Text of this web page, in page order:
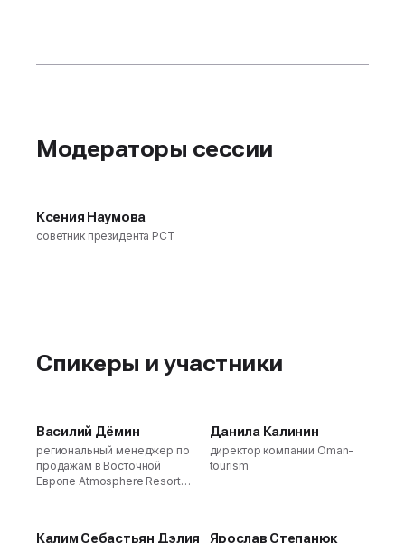
Модераторы сессии
Ксения Наумова
советник президента РСТ
Спикеры и участники
Василий Дёмин
региональный менеджер по
продажам в Восточной
Европе Atmosphere Resorts
Данила Калинин
директор компании Oman-
tourism
Калим Себастьян Дэлия Ярослав Степанюк